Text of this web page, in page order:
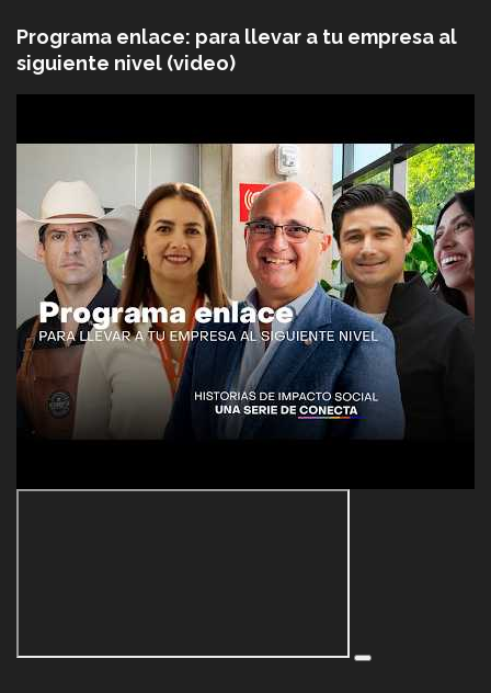
Programa enlace: para llevar a tu empresa al
siguiente nivel (video)